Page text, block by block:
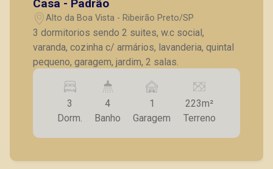
Casa - Padrão
Alto da Boa Vista - Ribeirão Preto/SP
3 dormitorios sendo 2 suites, w.c social,
varanda, cozinha c/ armários, lavanderia, quintal
pequeno, garagem, jardim, 2 salas.
3
Dorm.
4
Banho
1
Garagem
223m²
Terreno